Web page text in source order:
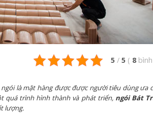
5 / 5 ( 8
ngói là mặt hàng được được người tiêu dùng ưa
quá trình hình thành và phát triển,ngói Bát
lượng.